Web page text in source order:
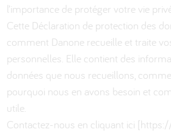
POLSKI NEDERLANDS
ENGLISH
l’importance de protéger votre vie
Cette Déclaration de protection des
comment Danone recueille et traite
personnelles. Elle contient des
données que nous recueillons,
pourquoi nous en avons besoin et
utile.
Contactez-nous en cliquant ici